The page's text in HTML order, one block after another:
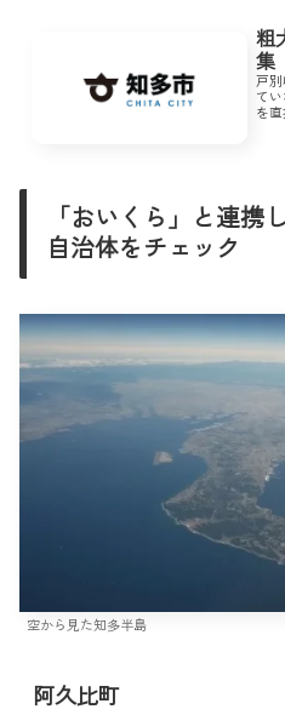
粗
集
戸
て
を
「おいくら」と連携
自治体をチェック
空から見た知多半島
阿久比町